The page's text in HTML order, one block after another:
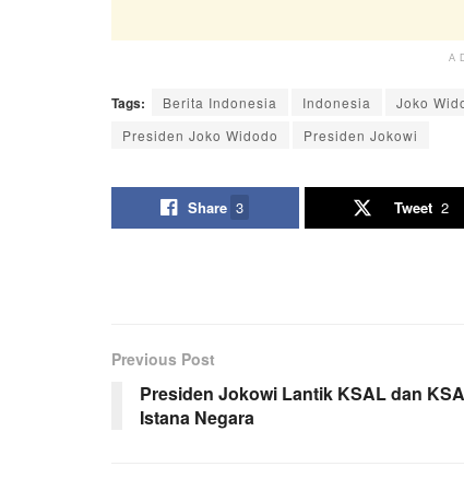
Tags: Berita Indonesia Indonesia Joko
Presiden Joko Widodo
Presiden Jokowi
Share 3 Tweet 2
Previous Post
Presiden Jokowi Lantik KSAL dan
Istana Negara